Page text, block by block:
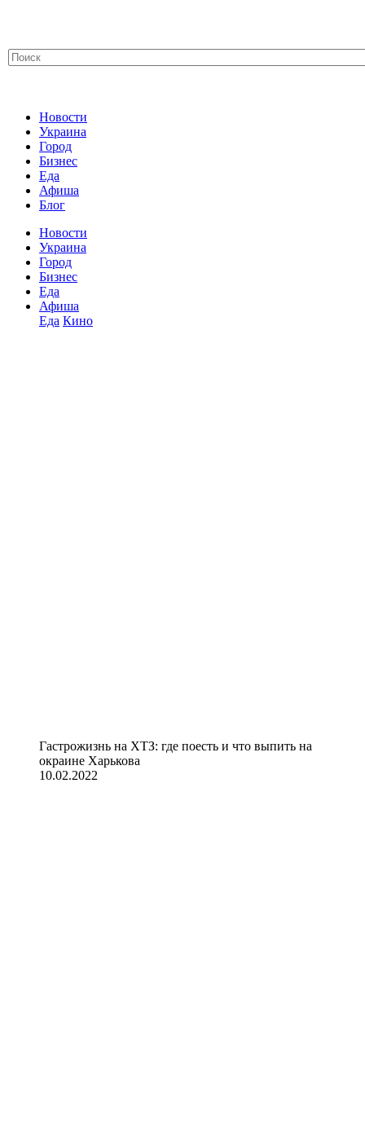
Новости
Украина
Город
Бизнес
Еда
Афиша
Блог
Новости
Украина
Город
Бизнес
Еда
Афиша
Еда Кино
Гастрожизнь на ХТЗ: где поесть и что выпить на
окраине Харькова
10.02.2022